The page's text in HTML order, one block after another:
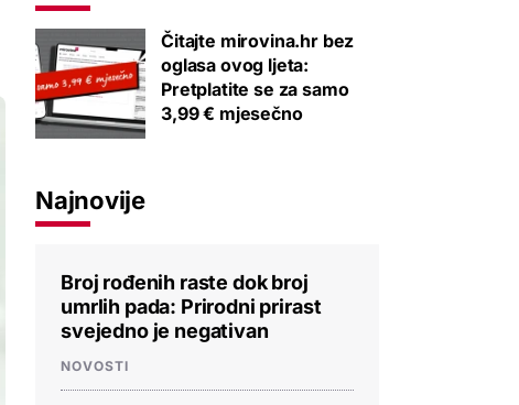
Čitajte mirovina.hr bez
oglasa ovog ljeta:
Pretplatite se za samo
3,99 € mjesečno
Najnovije
Broj rođenih raste dok broj
umrlih pada: Prirodni prirast
svejedno je negativan
NOVOSTI